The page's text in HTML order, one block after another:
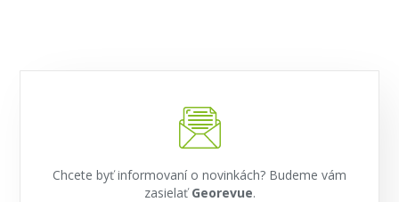
Chcete byť informovaní o novinkách? Budeme vám
zasielaťGeorevue.